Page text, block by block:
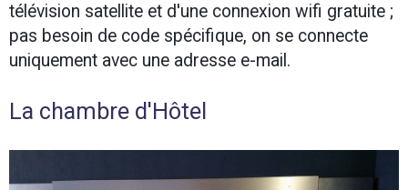
télévision satellite et d'une connexion wifi gratuite ;
pas besoin de code spécifique, on se connecte
uniquement avec une adresse e-mail.
La chambre d'Hôtel